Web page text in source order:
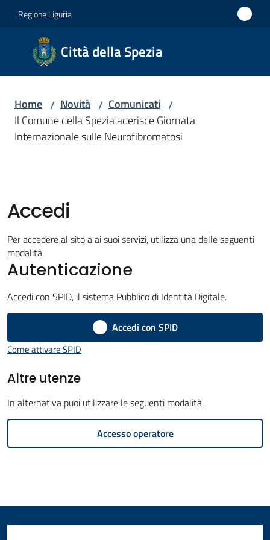
Vai al contenuto
Vai alla navigazione
Vai al footer
Regione Liguria
Città della Spezia
Città
della
Spezia
Medaglia
d'oro al
Merito
al Valor
Novità
Menu selezionato
Servizi
Vivere
il
Comune
r
Home / Novità / Comunicati /
Il Comune della Spezia aderisce Giornata
Internazionale sulle Neurofibromatosi
Accedi
Per accedere al sito a ai suoi servizi, utilizza una delle seguenti
modalità.
Autenticazione
Accedi con SPID, il sistema Pubblico di Identità Digitale.
Accedi con SPID
Come attivare SPID
Altre utenze
In alternativa puoi utilizzare le seguenti modalità.
Accesso operatore